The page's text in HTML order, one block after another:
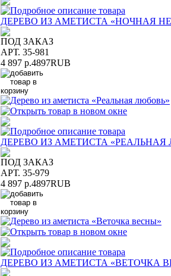
ДЕРЕВО ИЗ АМЕТИСТА «НОЧНАЯ
ПОД ЗАКАЗ
АРТ. 35-981
4 897 р.4897RUB
ДЕРЕВО ИЗ АМЕТИСТА «РЕАЛЬНАЯ
ПОД ЗАКАЗ
АРТ. 35-979
4 897 р.4897RUB
ДЕРЕВО ИЗ АМЕТИСТА «ВЕТОЧКА